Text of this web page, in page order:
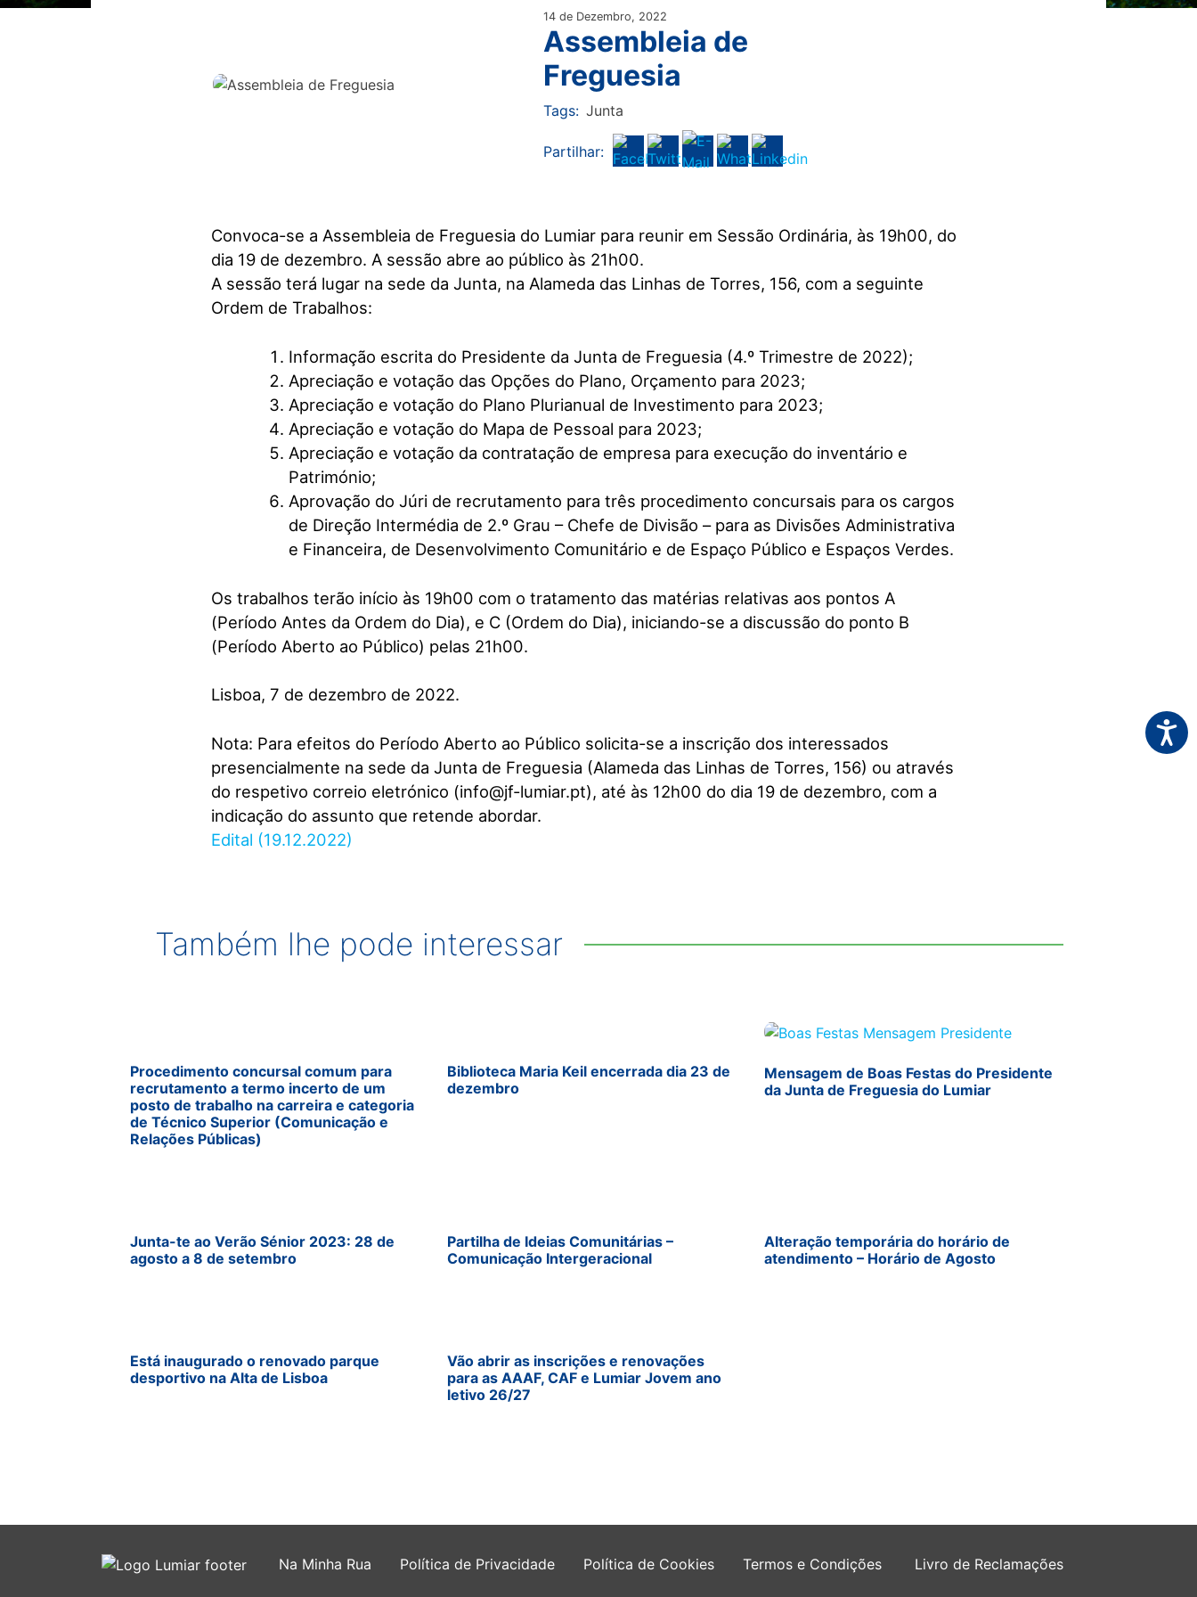
14 de Dezembro, 2022
Assembleia de
Freguesia
Tags: Junta
Partilhar:
Convoca-se a Assembleia de Freguesia do Lumiar para reunir em Sessão Ordinária, às 19h00, do
dia 19 de dezembro. A sessão abre ao público às 21h00.
A sessão terá lugar na sede da Junta, na Alameda das Linhas de Torres, 156, com a seguinte
Ordem de Trabalhos:
Informação escrita do Presidente da Junta de Freguesia (4.º Trimestre de 2022);
Apreciação e votação das Opções do Plano, Orçamento para 2023;
Apreciação e votação do Plano Plurianual de Investimento para 2023;
Apreciação e votação do Mapa de Pessoal para 2023;
Apreciação e votação da contratação de empresa para execução do inventário e
Património;
Aprovação do Júri de recrutamento para três procedimento concursais para os cargos
de Direção Intermédia de 2.º Grau – Chefe de Divisão – para as Divisões Administrativa
e Financeira, de Desenvolvimento Comunitário e de Espaço Público e Espaços Verdes.
Os trabalhos terão início às 19h00 com o tratamento das matérias relativas aos pontos A
(Período Antes da Ordem do Dia), e C (Ordem do Dia), iniciando-se a discussão do ponto B
(Período Aberto ao Público) pelas 21h00.
Lisboa, 7 de dezembro de 2022.
Nota: Para efeitos do Período Aberto ao Público solicita-se a inscrição dos interessados
presencialmente na sede da Junta de Freguesia (Alameda das Linhas de Torres, 156) ou através
do respetivo correio eletrónico (info@jf-lumiar.pt), até às 12h00 do dia 19 de dezembro, com a
indicação do assunto que retende abordar.
Edital (19.12.2022)
Também lhe pode interessar
Procedimento concursal comum para
recrutamento a termo incerto de um
posto de trabalho na carreira e categoria
de Técnico Superior (Comunicação e
Relações Públicas)
Biblioteca Maria Keil encerrada dia 23 de
dezembro
Mensagem de Boas Festas do Presidente
da Junta de Freguesia do Lumiar
Junta-te ao Verão Sénior 2023: 28 de
agosto a 8 de setembro
Partilha de Ideias Comunitárias –
Comunicação Intergeracional
Alteração temporária do horário de
atendimento – Horário de Agosto
Está inaugurado o renovado parque
desportivo na Alta de Lisboa
Vão abrir as inscrições e renovações
para as AAAF, CAF e Lumiar Jovem ano
letivo 26/27
Na Minha Rua Política de Privacidade Política de Cookies Termos e Condições Livro de Reclamações